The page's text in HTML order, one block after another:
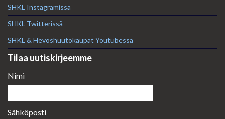
SHKL Instagramissa
SHKL Twitterissä
SHKL & Hevoshuutokaupat Youtubessa
Tilaa uutiskirjeemme
Nimi
Sähköposti